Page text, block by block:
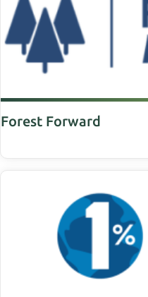
Forest Forward